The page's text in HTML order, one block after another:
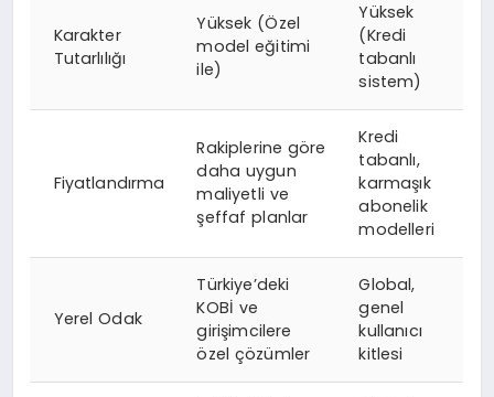
Karakter
Tutarlılığı
Yüksek (Özel
model eğitimi
ile)
Yüksek
(Kredi
tabanlı
sistem)
Fiyatlandırma
Rakiplerine göre
daha uygun
maliyetli ve
şeffaf planlar
Kredi
tabanlı,
karmaşık
abonelik
modelleri
Yerel Odak
Türkiye’deki
KOBİ ve
girişimcilere
özel çözümler
Global,
genel
kullanıcı
kitlesi